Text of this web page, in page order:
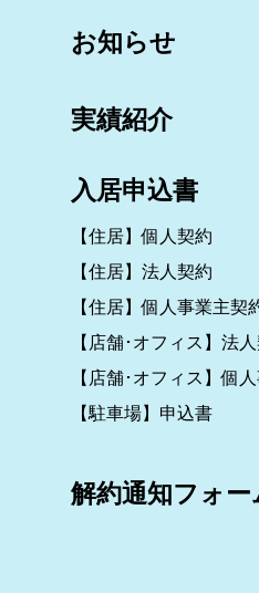
お知らせ
実績紹介
入居申込書
【住居】個人契約
【住居】法人契約
【住居】個人事業主契
【店舗･オフィス】法
【店舗･オフィス】個
【駐車場】申込書
解約通知フォー